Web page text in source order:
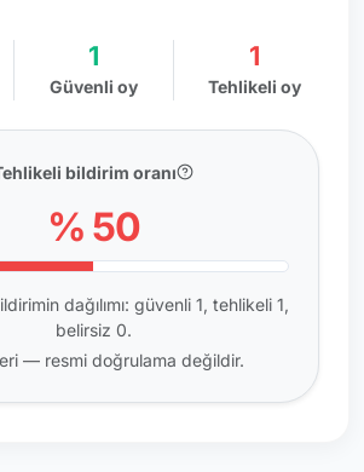
1
Güvenli oy
1
Tehlikeli oy
bildirim oranı
% 50
dağılımı: güvenli 1, tehlikeli 1,
belirsiz 0.
veri — resmi doğrulama değildir.